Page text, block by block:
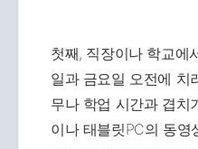
첫째, 직장이나 학교에
일과 금요일 오전에 치
무나 학업 시간과 겹치
이나 태블릿PC의 동영